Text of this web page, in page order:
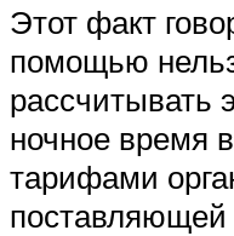
Этот факт
помощью
рассчитывать
ночное время
тарифами
поставляющей